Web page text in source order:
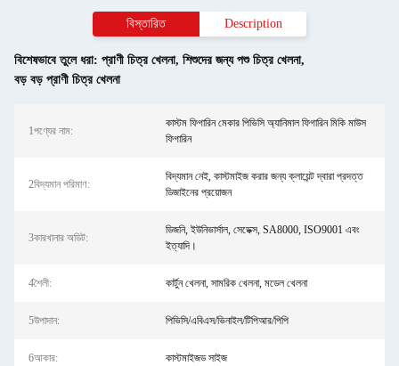
বিস্তারিত Description
বিশেষভাবে তুলে ধরা: প্রাণী চিত্র খেলনা, শিশুদের জন্য পশু চিত্র খেলনা,
বড় বড় প্রাণী চিত্র খেলনা
1পণ্যের নাম:
কাস্টম ফিগারিন মেকার পিভিসি অ্যানিমাল ফিগারিন মিকি মাউস
ফিগারিন
2বিদ্যমান পরিমাণ:
বিদ্যমান নেই, কাস্টমাইজ করার জন্য ক্লায়েন্ট দ্বারা প্রদত্ত
ডিজাইনের প্রয়োজন
3কারখানার অডিট:
ডিজনি, ইউনিভার্সাল, সেডেক্স, SA8000, ISO9001 এবং
ইত্যাদি।
4শৈলী: কার্টুন খেলনা, সামরিক খেলনা, মডেল খেলনা
5উপাদান: পিভিসি/এবিএস/ভিনাইল/টিপিআর/পিপি
6আকার: কাস্টমাইজড সাইজ